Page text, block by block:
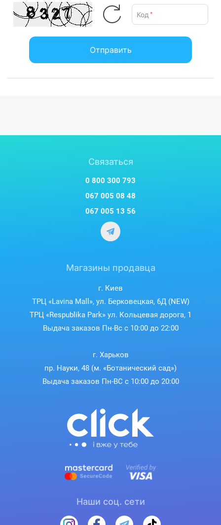
Код *
Отправить
Связаться
0 800 300 793
067 005 08 48
067 005 13 56
Магазины продавца
г. Киев
ТРЦ «Lavina Mall», ул. Берковецкая, 6Д (NEW)
ТРЦ «Respublika Park» ул. Кольцевая дорога, 1
Выдача заказов Пн-Вс с 10:00 до 22:00
г. Харьков
пр. Науки, 48 (м. «Ботанический сад»)
Выдача заказов Пн-ВС с 10:00 до 20:00
Наши соц. сети